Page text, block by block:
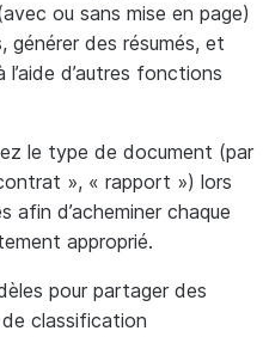
ou sans mise en page)
des résumés, et
d’autres fonctions
le type de document (par
», « rapport ») lors
afin d’acheminer chaque
approprié.
pour partager des
classification